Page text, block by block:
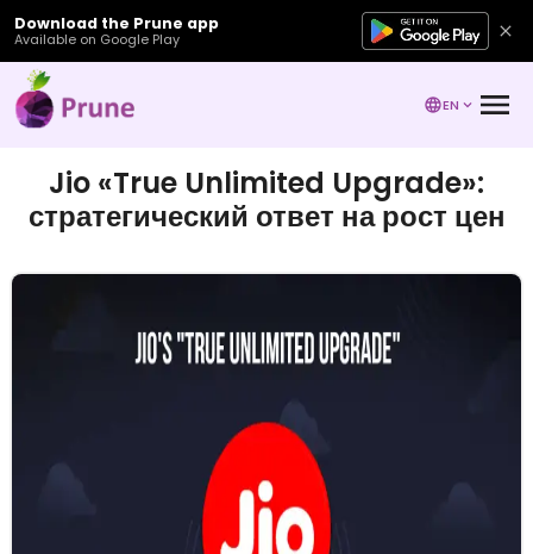
Download the Prune app
Available on Google Play
EN
Jio «True Unlimited Upgrade»:
стратегический ответ на рост цен